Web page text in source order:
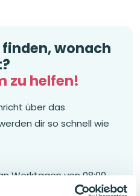
wonach
zu helfen!
über das
dir so schnell wie
Werktagen von 08:00